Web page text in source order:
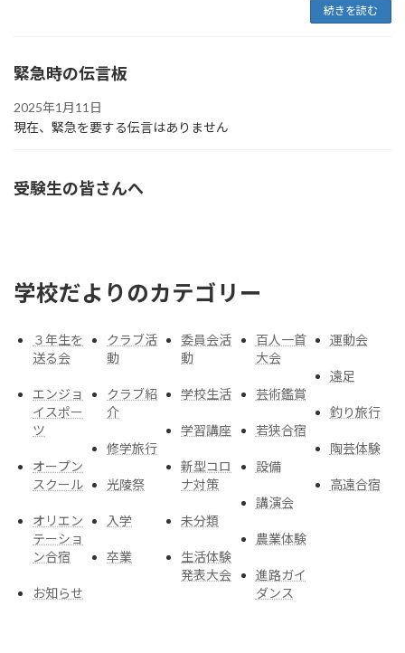
続きを読む
緊急時の伝言板
2025年1月11日
現在、緊急を要する伝言はありません
受験生の皆さんへ
学校だよりのカテゴリー
３年生を
送る会
エンジョ
イスポー
ツ
オープン
スクール
オリエン
テーショ
ン合宿
お知らせ
クラブ活
動
クラブ紹
介
修学旅行
光陵祭
入学
卒業
委員会活
動
学校生活
学習講座
新型コロ
ナ対策
未分類
生活体験
発表大会
百人一首
大会
芸術鑑賞
若狭合宿
設備
講演会
農業体験
進路ガイ
ダンス
運動会
遠足
釣り旅行
陶芸体験
高遠合宿